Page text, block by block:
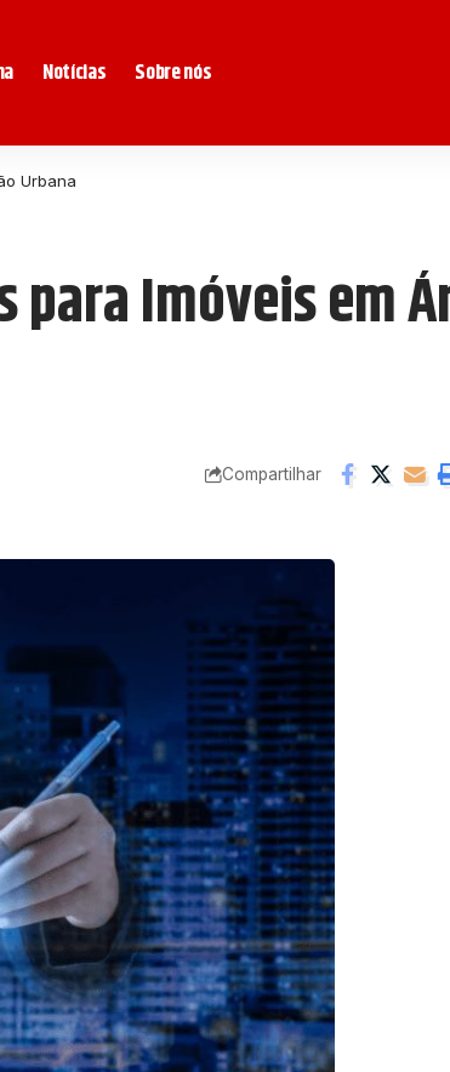
Notícias Sobre nós
Urbana
Imóveis em
Compartilhar